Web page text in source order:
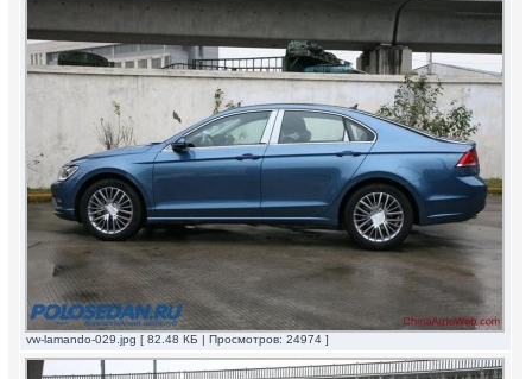
vw-lamando-029.jpg [ 82.48 КБ | Просмотров: 24974 ]